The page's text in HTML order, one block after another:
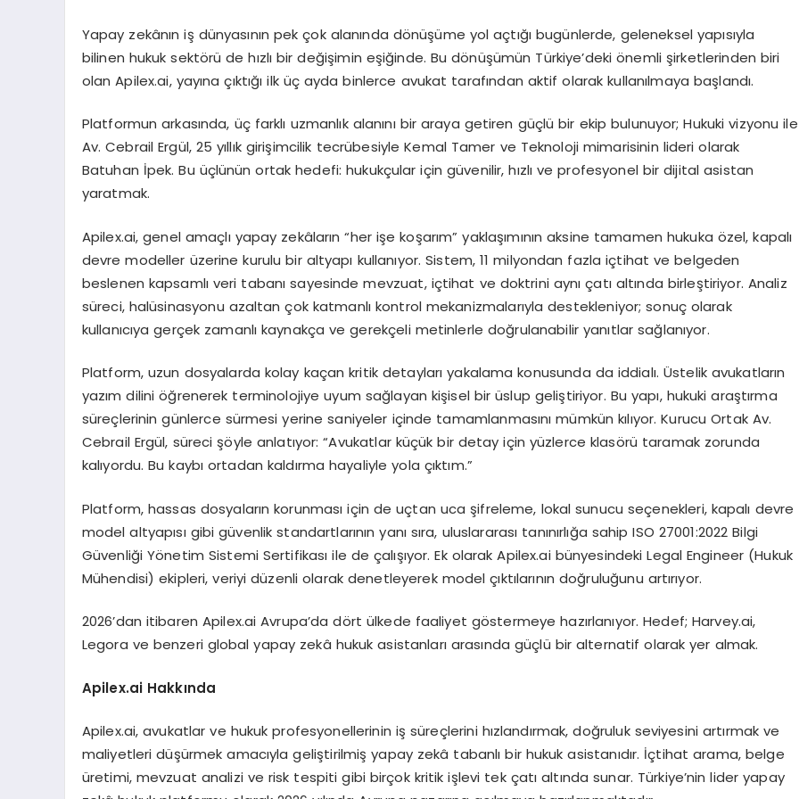
Yapay zekânın iş dünyasının pek çok alanında dönüşüme yol açtığı bugünlerde, geleneksel yapısıyla
bilinen hukuk sektörü de hızlı bir değişimin eşiğinde. Bu dönüşümün Türkiye’deki önemli şirketlerinden biri
olan Apilex.ai, yayına çıktığı ilk üç ayda binlerce avukat tarafından aktif olarak kullanılmaya başlandı.
Platformun arkasında, üç farklı uzmanlık alanını bir araya getiren güçlü bir ekip bulunuyor; Hukuki vizyonu ile
Av. Cebrail Ergül, 25 yıllık girişimcilik tecrübesiyle Kemal Tamer ve Teknoloji mimarisinin lideri olarak
Batuhan İpek. Bu üçlünün ortak hedefi: hukukçular için güvenilir, hızlı ve profesyonel bir dijital asistan
yaratmak.
Apilex.ai, genel amaçlı yapay zekâların “her işe koşarım” yaklaşımının aksine tamamen hukuka özel, kapalı
devre modeller üzerine kurulu bir altyapı kullanıyor. Sistem, 11 milyondan fazla içtihat ve belgeden
beslenen kapsamlı veri tabanı sayesinde mevzuat, içtihat ve doktrini aynı çatı altında birleştiriyor. Analiz
süreci, halüsinasyonu azaltan çok katmanlı kontrol mekanizmalarıyla destekleniyor; sonuç olarak
kullanıcıya gerçek zamanlı kaynakça ve gerekçeli metinlerle doğrulanabilir yanıtlar sağlanıyor.
Platform, uzun dosyalarda kolay kaçan kritik detayları yakalama konusunda da iddialı. Üstelik avukatların
yazım dilini öğrenerek terminolojiye uyum sağlayan kişisel bir üslup geliştiriyor. Bu yapı, hukuki araştırma
süreçlerinin günlerce sürmesi yerine saniyeler içinde tamamlanmasını mümkün kılıyor. Kurucu Ortak Av.
Cebrail Ergül, süreci şöyle anlatıyor: “Avukatlar küçük bir detay için yüzlerce klasörü taramak zorunda
kalıyordu. Bu kaybı ortadan kaldırma hayaliyle yola çıktım.”
Platform, hassas dosyaların korunması için de uçtan uca şifreleme, lokal sunucu seçenekleri, kapalı devre
model altyapısı gibi güvenlik standartlarının yanı sıra, uluslararası tanınırlığa sahip ISO 27001:2022 Bilgi
Güvenliği Yönetim Sistemi Sertifikası ile de çalışıyor. Ek olarak Apilex.ai bünyesindeki Legal Engineer (Hukuk
Mühendisi) ekipleri, veriyi düzenli olarak denetleyerek model çıktılarının doğruluğunu artırıyor.
2026’dan itibaren Apilex.ai Avrupa’da dört ülkede faaliyet göstermeye hazırlanıyor. Hedef; Harvey.ai,
Legora ve benzeri global yapay zekâ hukuk asistanları arasında güçlü bir alternatif olarak yer almak.
Apilex.ai Hakkında
Apilex.ai, avukatlar ve hukuk profesyonellerinin iş süreçlerini hızlandırmak, doğruluk seviyesini artırmak ve
maliyetleri düşürmek amacıyla geliştirilmiş yapay zekâ tabanlı bir hukuk asistanıdır. İçtihat arama, belge
üretimi, mevzuat analizi ve risk tespiti gibi birçok kritik işlevi tek çatı altında sunar. Türkiye’nin lider yapay